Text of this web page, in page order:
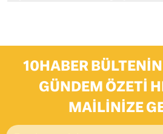
10HABER
GÜNDEM ÖZETI
MAILINIZE